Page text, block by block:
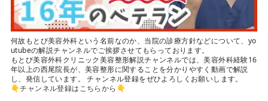
何故もとび美容外科という名前なのか、当院の診療方針などについて、yo
utubeの解説チャンネルでご挨拶させてもらっております。
もとび美容外科クリニック美容整形解説チャンネルでは、美容外科経験16
年以上の西尾院長が、美容整形に関することを分かりやすく動画で解説
し、発信しています。 チャンネル登録をぜひよろしくお願いします。
👇チャンネル登録はこちらから 👇